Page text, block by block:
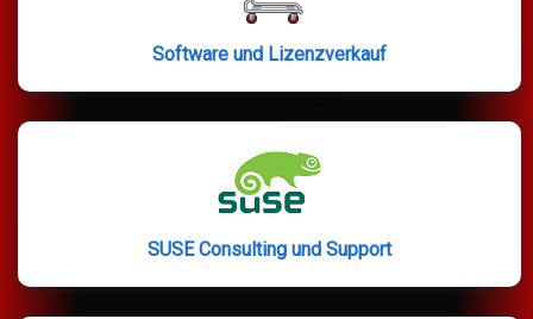
Software und Lizenzverkauf
SUSE Consulting und Support